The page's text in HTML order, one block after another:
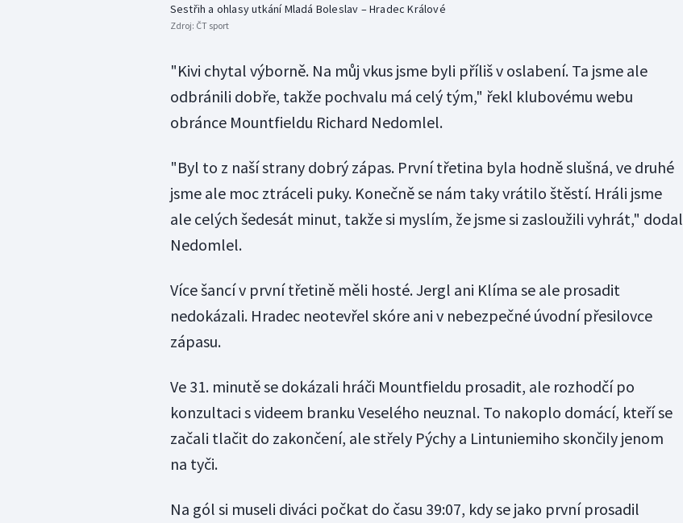
Sestřih a ohlasy utkání Mladá Boleslav – Hradec Králové
Zdroj: ČT sport
"Kivi chytal výborně. Na můj vkus jsme byli příliš v oslabení. Ta jsme ale
odbránili dobře, takže pochvalu má celý tým," řekl klubovému webu
obránce Mountfieldu Richard Nedomlel.
"Byl to z naší strany dobrý zápas. První třetina byla hodně slušná, ve druhé
jsme ale moc ztráceli puky. Konečně se nám taky vrátilo štěstí. Hráli jsme
ale celých šedesát minut, takže si myslím, že jsme si zasloužili vyhrát," dodal
Nedomlel.
Více šancí v první třetině měli hosté. Jergl ani Klíma se ale prosadit
nedokázali. Hradec neotevřel skóre ani v nebezpečné úvodní přesilovce
zápasu.
Ve 31. minutě se dokázali hráči Mountfieldu prosadit, ale rozhodčí po
konzultaci s videem branku Veselého neuznal. To nakoplo domácí, kteří se
začali tlačit do zakončení, ale střely Pýchy a Lintuniemiho skončily jenom
na tyči.
Na gól si museli diváci počkat do času 39:07, kdy se jako první prosadil